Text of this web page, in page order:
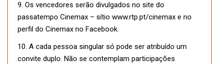
9. Os vencedores serão divulgados no site do
passatempo Cinemax – sítio www.rtp.pt/cinemax e no
perfil do Cinemax no Facebook.
10. A cada pessoa singular só pode ser atribuído um
convite duplo. Não se contemplam participações